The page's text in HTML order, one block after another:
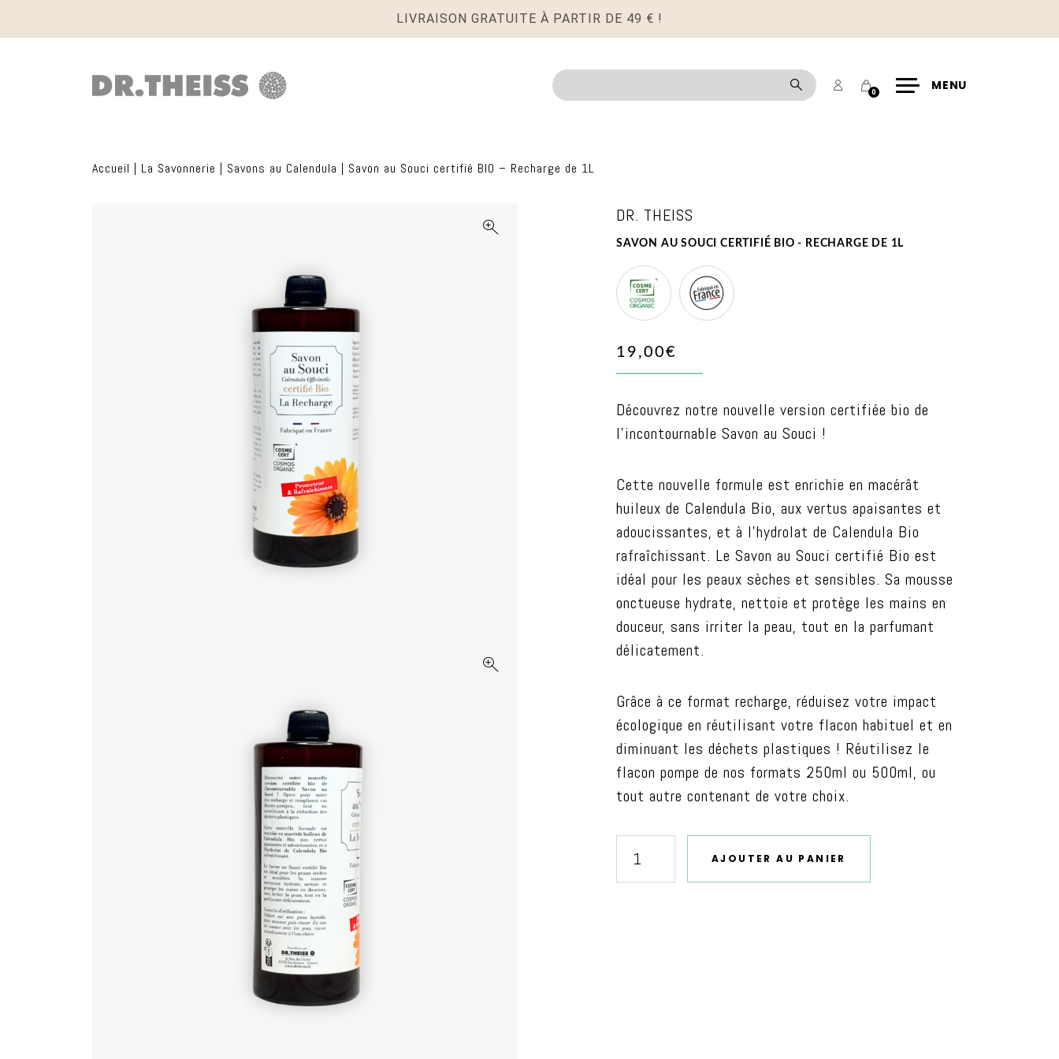
LIVRAISON GRATUITE À PARTIR DE 49 € !
Recherche Rechercher
MonPanier
0 MENU
Accueil | La Savonnerie | Savons au Calendula | Savon au Souci certifié BIO – Recharge de 1L
DR. THEISS
SAVON AU SOUCI CERTIFIÉ BIO - RECHARGE DE 1L
COSMOS
ORGANIC
COSMÉCERT
Made
France
19,00€
Découvrez notre nouvelle version certifiée bio de
l’incontournable Savon au Souci !
Cette nouvelle formule est enrichie en macérât
huileux de Calendula Bio, aux vertus apaisantes et
adoucissantes, et à l’hydrolat de Calendula Bio
rafraîchissant. Le Savon au Souci certifié Bio est
idéal pour les peaux sèches et sensibles. Sa mousse
onctueuse hydrate, nettoie et protège les mains en
douceur, sans irriter la peau, tout en la parfumant
délicatement.
Grâce à ce format recharge, réduisez votre impact
écologique en réutilisant votre flacon habituel et en
diminuant les déchets plastiques ! Réutilisez le
flacon pompe de nos formats 250ml ou 500ml, ou
tout autre contenant de votre choix.
quantité
AJOUTER AU PANIER